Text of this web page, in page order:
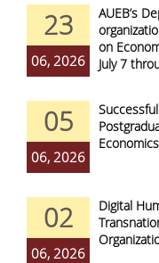
23
06, 2026
AUEB’s
on
July 7
05
06, 2026
02
06, 2026
Digital